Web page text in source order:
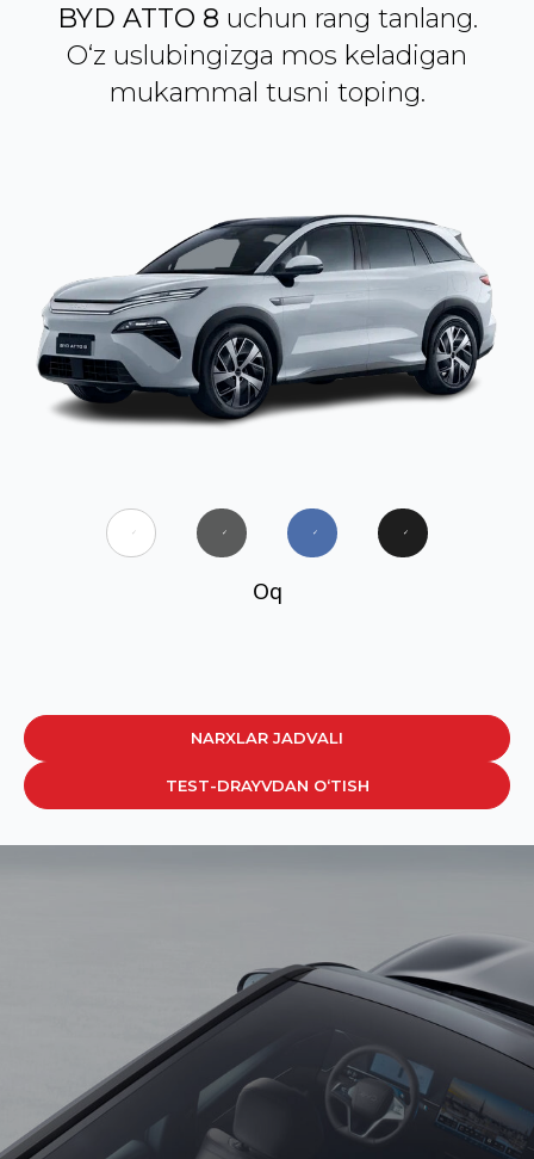
BYD ATTO 8 uchun rang tanlang.
O‘z uslubingizga mos keladigan
mukammal tusni toping.
✓ ✓ ✓ ✓
Oq
NARXLAR JADVALI
TEST-DRAYVDAN O‘TISH